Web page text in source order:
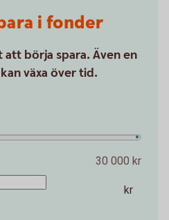
i fonder
börja spara. Även en
växa över tid.
30 000 kr
kr